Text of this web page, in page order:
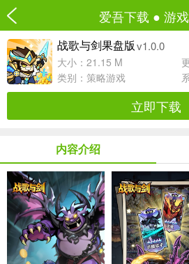
爱吾下载 ● 游戏
战歌与剑果盘版 v1.0.0
大小：21.15 M
类别： 策略游戏
立即下载
内容介绍